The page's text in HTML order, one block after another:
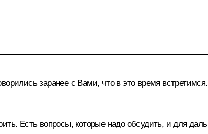
заранее с Вами, что в это время
Есть вопросы, которые надо обсудить, и для